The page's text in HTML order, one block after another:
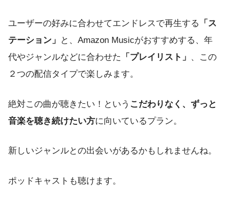
ユーザーの好みに合わせてエンドレスで再生する
「ス
テーション」
と、Amazon Musicがおすすめする、年
代やジャンルなどに合わせた
「プレイリスト」 、この
２つの配信タイプで楽しみます。
絶対この曲が聴きたい！という こだわりなく、ずっと
音楽を聴き続けたい方に向いているプラン。
新しいジャンルとの出会いがあるかもしれませんね。
ポッドキャストも聴けます。